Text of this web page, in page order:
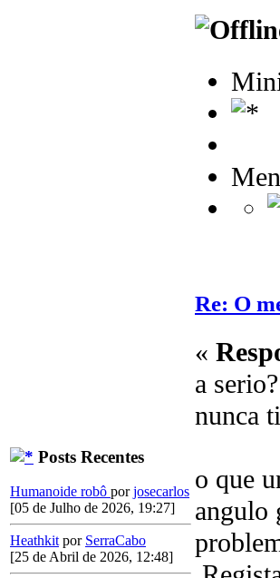
Posts Recentes
Humanoide robô porjosecarlos
[05 de Julho de 2026, 19:27]
Heathkit por SerraCabo
[25 de Abril de 2026, 12:48]
Re: O
«
a
nunca
o que
angulo